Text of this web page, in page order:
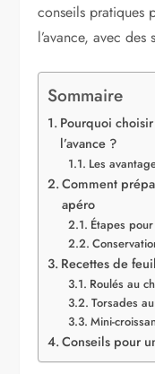
conseils pratiques
l’avance, avec
Sommaire
Pourquoi
l’avance ?
Les
Comment
apéro
Étapes
Recettes de
Roulés au
Torsades
Mini-
Conseils pour